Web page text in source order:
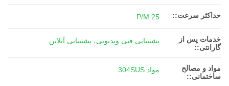
حداکثر سرعت:: 25 P/M
خدمات پس از
گارانتی::
پشتیبانی فنی ویدیویی، پشتیبانی آنلاین
مواد و مصالح
ساختمانی::
مواد 304SUS